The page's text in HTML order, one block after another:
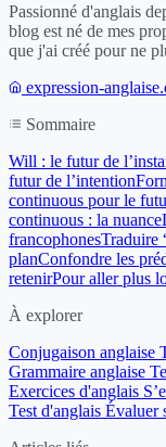
Passionné d'anglais
blog est né de mes
que j'ai créé pour ne
expression-
Sommaire
Will : le futur de
futur de l’intention
continuous pour le
continuous : la nuance
francophonesTraduire
planConfondre les
retenirPour aller plus
À explorer
Conjugaison anglaise
Grammaire anglaise
Exercices d'anglais
Test d'anglais Évaluer